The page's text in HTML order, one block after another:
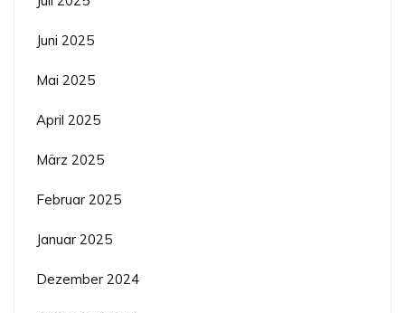
Juni 2025
Mai 2025
April 2025
März 2025
Februar 2025
Januar 2025
Dezember 2024